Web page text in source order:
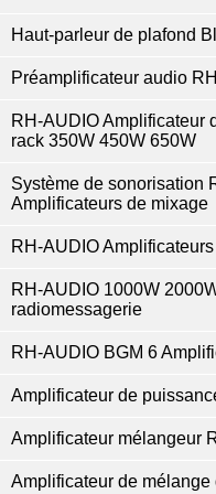
Haut-parleur de plafond
Préamplificateur audio
RH-AUDIO Amplificateur
rack 350W 450W 650W
Système de sonorisation
Amplificateurs de mixage
RH-AUDIO
RH-AUDIO 1000W
radiomessagerie
RH-AUDIO BGM 6
Amplificateur de
Amplificateur mélangeur
Amplificateur de